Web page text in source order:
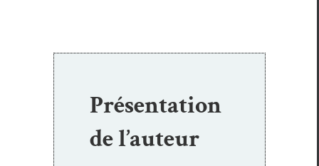
Présentation
de l’auteur